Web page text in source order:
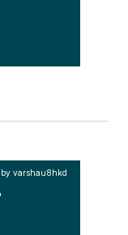
by varshau8hkd